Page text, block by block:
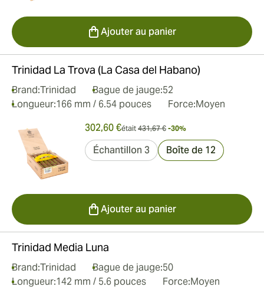
Ajouter au panier
Trinidad La Trova (La Casa del Habano)
Brand:Trinidad Bague de jauge:52
Longueur:166 mm / 6.54 pouces Force:Moyen
302,60 €était 431,67 € -30%
Échantillon 3 Boîte de 12
Ajouter au panier
Trinidad Media Luna
Brand:Trinidad Bague de jauge:50
Longueur:142 mm / 5.6 pouces Force:Moyen